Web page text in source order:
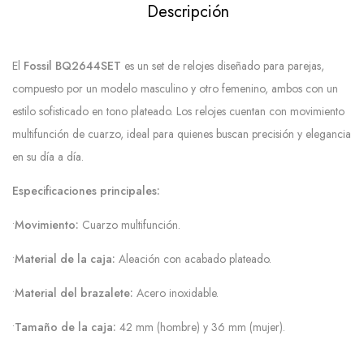
Descripción
El Fossil BQ2644SET es un set de relojes diseñado para parejas,
compuesto por un modelo masculino y otro femenino, ambos con un
estilo sofisticado en tono plateado. Los relojes cuentan con movimiento
multifunción de cuarzo, ideal para quienes buscan precisión y elegancia
en su día a día.
Especificaciones principales:
•Movimiento: Cuarzo multifunción.
•Material de la caja: Aleación con acabado plateado.
•Material del brazalete: Acero inoxidable.
•Tamaño de la caja: 42 mm (hombre) y 36 mm (mujer).